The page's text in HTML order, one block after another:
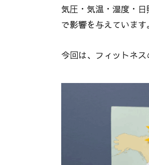
気圧・気温・湿度・
で影響を与えています。
今回は、フィットネ